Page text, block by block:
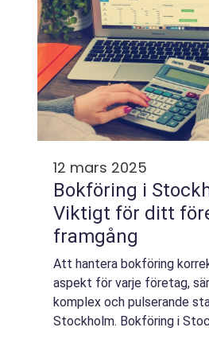
12 mars 2025
Bokföring i
Viktigt för ditt
framgång
Att hantera bokföring
aspekt för varje företag,
komplex och pulserande
Stockholm. Bokföring i